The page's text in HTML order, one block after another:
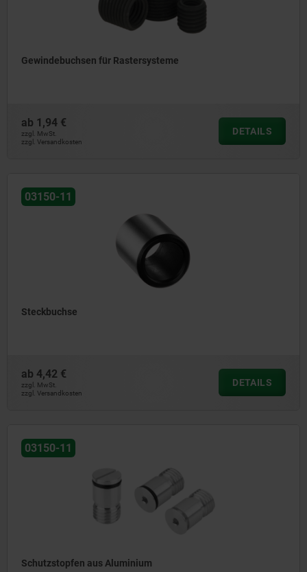
Gewindebuchsen für Rastersysteme
ab 1,94 €
zzgl. MwSt.
zzgl. Versandkosten
DETAILS
03150-11
Steckbuchse
ab 4,42 €
zzgl. MwSt.
zzgl. Versandkosten
DETAILS
03150-11
Schutzstopfen aus Aluminium